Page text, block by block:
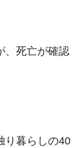
、死亡が確認
り暮らしの40